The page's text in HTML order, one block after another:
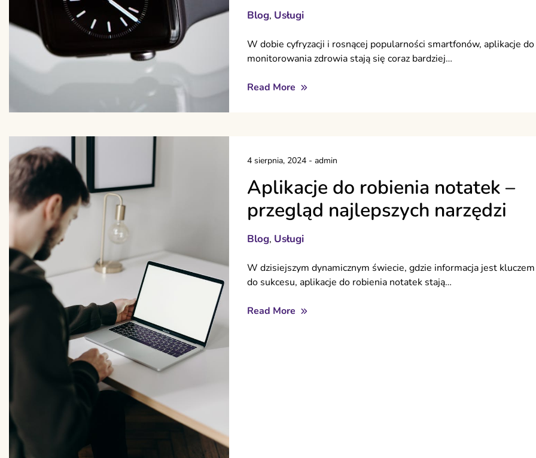
Blog, Usługi
W dobie cyfryzacji i rosnącej popularności smartfonów, aplikacje do
monitorowania zdrowia stają się coraz bardziej…
Read More
4 sierpnia, 2024- admin
Aplikacje do robienia notatek –
przegląd najlepszych narzędzi
Blog, Usługi
W dzisiejszym dynamicznym świecie, gdzie informacja jest kluczem
do sukcesu, aplikacje do robienia notatek stają…
Read More